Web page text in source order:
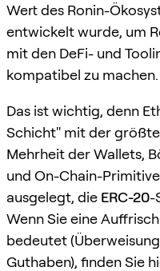
Wert des Ronin-
entwickelt wurde, um
mit den DeFi- und
kompatibel zu machen.
Das ist wichtig, denn
Schicht" mit der
Mehrheit der Wallets,
und On-Chain-
ausgelegt, die ERC-20-
Wenn Sie eine
bedeutet
Guthaben), finden Sie